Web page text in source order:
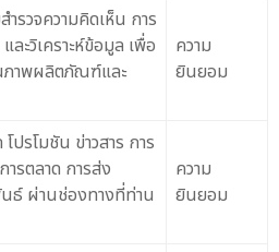
รวจความคิดเห็น การ
ละวิเคราะห์ข้อมูล เพื่อ
าพผลิตภัณฑ์และ
ความ
ยินยอม
ปรโมชัน ข่าวสาร การ
รตลาด การส่ง
ธ์ ผ่านช่องทางที่ท่าน
ความ
ยินยอม